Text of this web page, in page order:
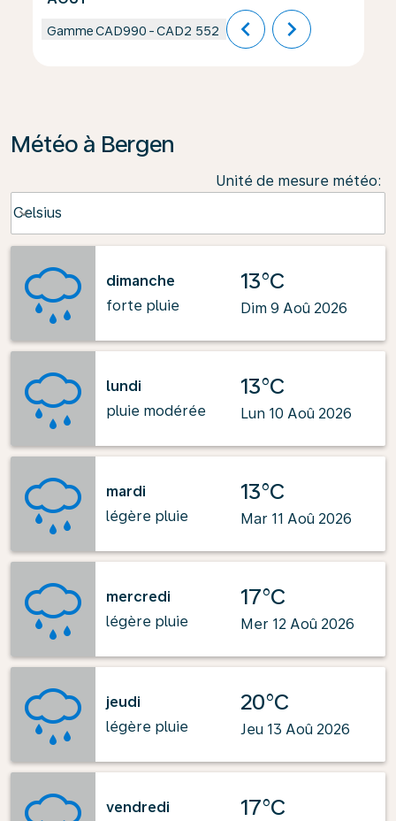
GammeCAD990 -CAD2 552 chevron_left chevron_right
Météo à Bergen
Unité de mesure météo:
Celsius
keyboard_arrow_down
dimanche
forte pluie
13°C
Dim 9 Aoû 2026
lundi
pluie modérée
13°C
Lun 10 Aoû 2026
mardi
légère pluie
13°C
Mar 11 Aoû 2026
mercredi
légère pluie
17°C
Mer 12 Aoû 2026
jeudi
légère pluie
20°C
Jeu 13 Aoû 2026
vendredi
17°C